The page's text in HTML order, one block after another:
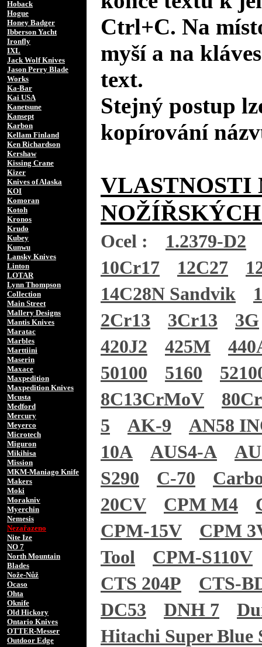
Hoback
Hogue
Honey Badger
Ibberson Yacht
Ironfly
IXL
Jack Wolf Knives
Jason Perry Blade
Works
Ka-Bar
Kai USA
Kanetsune
Kansept
Karbon
Kellam Finland
Ken Richardson
Kershaw
Kissing Crane
Kizer
Knives of Alaska
KOI
Komoran
Kotoh
Kronos
Krudo
Kubey
Kunwu
Lansky Knives
Linton
LOTAR
Lynn Thompson
Collection
Main Street
Mallery Designs
Mantis Knives
Maratac
Marbles
Marttiini
Maserin
Maxace
Maxpedition
Maxpedition Knives
Mcusta
Medford
Mercury
Meyerco
Microtech
Miguron
Mikihisa
Mission
MKM-Maniago Knife
Makers
Moki
Morakniv
Myerchin
Nemesis
Nezařazeno
Nite Ize
NO 7
North Mountain
Blades
Nože-Nůž
Ocaso
Ohta
Oknife
Old Hickory
Ontario Knives
OTTER-Messer
Outdoor Edge
Ctrl+C. Na
myší a na
text.
Stejný postup
kopírování
VLASTNOSTI
Ocel :
1.2379-D2
10Cr17
12C27
14C28N Sandvik
2Cr13
3Cr13
3G
420J2
425M
50100
5160
8C13CrMoV
5
AK-9
AN58
10A
AUS4-A
S290
C-70
20CV
CPM M4
CPM-15V
CPM
Tool
CPM-S110V
CTS 204P
CTS-
DC53
DNH 7
Hitachi Super Blue